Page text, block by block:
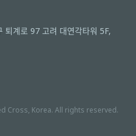
퇴계로 97 고려 대연각타워 5F,
Cross, Korea. All rights reserved.